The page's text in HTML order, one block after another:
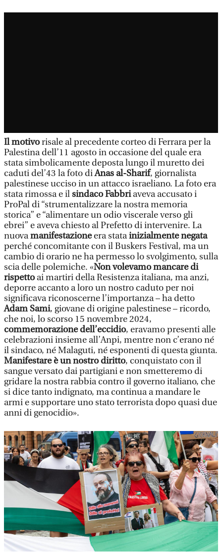
Il motivorisale al precedente corteo di Ferrara per la
Palestina dell’11 agosto in occasione del quale era
stata simbolicamente deposta lungo il muretto dei
caduti del’43 la foto diAnas al-Sharif, giornalista
palestinese ucciso in un attacco israeliano. La foto era
stata rimossa e ilsindaco Fabbriaveva accusato i
ProPal di “strumentalizzare la nostra memoria
storica” e “alimentare un odio viscerale verso gli
ebrei” e aveva chiesto al Prefetto di intervenire. La
nuovamanifestazioneera statainizialmente negata
perché concomitante con il Buskers Festival, ma un
cambio di orario ne ha permesso lo svolgimento, sulla
scia delle polemiche. «Non volevamo mancare di
rispettoai martiri della Resistenza italiana, ma anzi,
deporre accanto a loro un nostro caduto per noi
significava riconoscerne l’importanza – ha detto
Adam Sami, giovane di origine palestinese – ricordo,
che noi, lo scorso 15 novembre 2024,
commemorazione dell’eccidio, eravamo presenti alle
celebrazioni insieme all’Anpi, mentre non c’erano né
il sindaco, né Malaguti, né esponenti di questa giunta.
Manifestare è un nostro diritto, conquistato con il
sangue versato dai partigiani e non smetteremo di
gridare la nostra rabbia contro il governo italiano, che
si dice tanto indignato, ma continua a mandare le
armi e supportare uno stato terrorista dopo quasi due
anni di genocidio».